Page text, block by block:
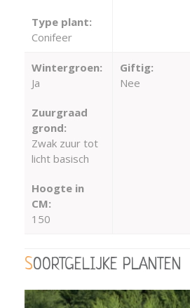
Type plant:
Conifeer
Wintergroen:
Ja
Zuurgraad
grond:
Zwak zuur tot
licht basisch
Hoogte in
CM:
150
Giftig:
Nee
SOORTGELIJKE PLANTEN